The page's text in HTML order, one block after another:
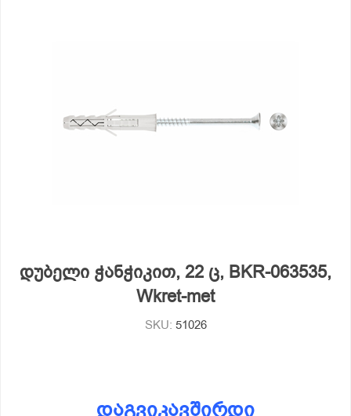
დუბელი ჭანჭიკით, 22 ც, BKR-063535,
Wkret-met
SKU: 51026
დაგვიკავშირდი